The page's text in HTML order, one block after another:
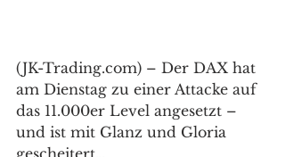
(JK-Trading.com) – Der DAX hat
am Dienstag zu einer Attacke auf
das 11.000er Level angesetzt –
und ist mit Glanz und Gloria